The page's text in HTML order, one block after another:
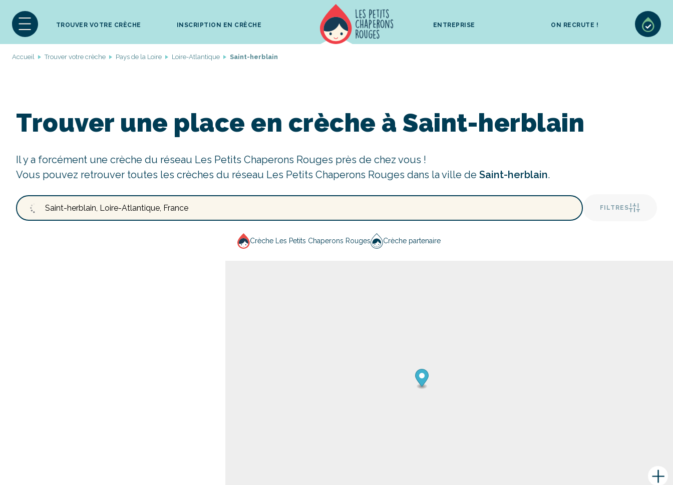
TROUVER VOTRE CRÈCHE INSCRIPTION EN CRÈCHE ENTREPRISE ON RECRUTE !
Accueil Trouver votre crèche Pays de la Loire Loire-Atlantique Saint-herblain
Trouver une place en crèche à Saint-herblain
Il y a forcément une crèche du réseau Les Petits Chaperons Rouges près de chez vous !
Vous pouvez retrouver toutes les crèches du réseau Les Petits Chaperons Rouges dans la ville de Saint-herblain.
FILTRES
Crèche Les Petits Chaperons Rouges Crèche partenaire